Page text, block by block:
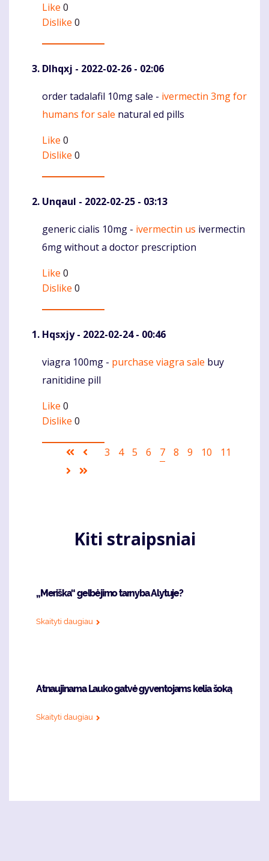
Like 0
Dislike 0
Dlhqxj - 2022-02-26 - 02:06
Komentaras
order tadalafil 10mg sale - ivermectin 3mg for
humans for sale natural ed pills
Like 0
Dislike 0
Unqaul - 2022-02-25 - 03:13
Komentaras
generic cialis 10mg - ivermectin us ivermectin
6mg without a doctor prescription
Like 0
Dislike 0
Hqsxjy- 2022-02-24 - 00:46
Komentaras
viagra 100mg - purchase viagra sale buy
ranitidine pill
Like 0
Dislike 0
Pagination
First
page
Ankstesnis
Puslapis
3 Puslapis
4 Puslapis
5 Puslapis
6
Current
7 Puslapis
8 Puslapis
9 Puslapis
10 Puslapis
11
Sekantis
Kiti straipsniai
„Meriška“ gelbėjimo tarnyba Alytuje?
Skaityti daugiau
Atnaujinama Lauko gatvė gyventojams kelia šoką
Skaityti daugiau